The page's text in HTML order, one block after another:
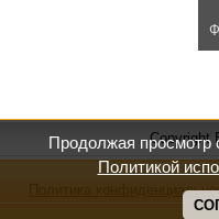
Copyright
Политика
Продолжая просмотр
Политикой